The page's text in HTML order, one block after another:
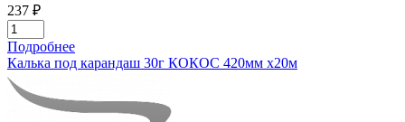
237 ₽
Подробнее
Калька под карандаш 30г КОКОС 420мм х20м